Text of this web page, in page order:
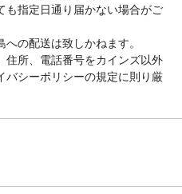
も指定日通り届かない場合がご
の配送は致しかねます。
住所、電話番号をカインズ以外
バシーポリシーの規定に則り厳